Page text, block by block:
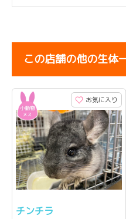
この店舗の他の生体
お気に入り
チンチラ